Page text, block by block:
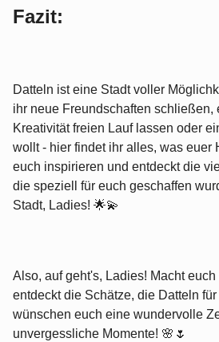
Fazit:
Datteln ist eine Stadt voller
ihr neue Freundschaften schließen,
Kreativität freien Lauf lassen oder
wollt - hier findet ihr alles, was euer
euch inspirieren und entdeckt die
die speziell für euch geschaffen
Stadt, Ladies! 🌟💫
Also, auf geht's, Ladies! Macht
entdeckt die Schätze, die Datteln
wünschen euch eine wundervolle
unvergessliche Momente! 🌸🌷